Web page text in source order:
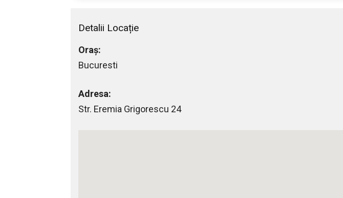
Detalii Locație
Oraș:
Bucuresti
Adresa:
Str. Eremia Grigorescu 24